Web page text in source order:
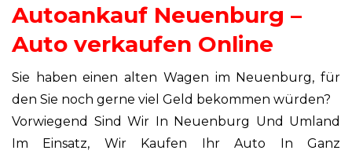
Autoankauf Neuenburg –
Auto verkaufen Online
Sie haben einen alten Wagen im Neuenburg, für
den Sie noch gerne viel Geld bekommen würden?
Vorwiegend Sind Wir In Neuenburg Und Umland
Im Einsatz, Wir Kaufen Ihr Auto In Ganz